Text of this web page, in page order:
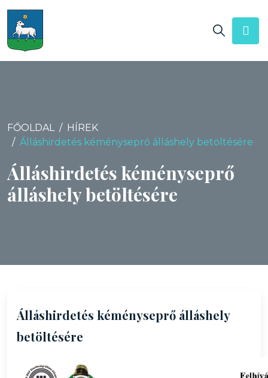
FŐOLDAL
HÍREK
Álláshirdetés kéményseprő álláshely betöltésére
Álláshirdetés kéményseprő
álláshely betöltésére
Álláshirdetés kéményseprő álláshely
betöltésére